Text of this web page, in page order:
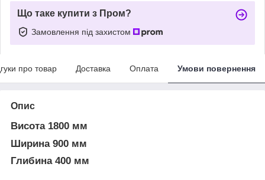
Що таке купити з Пром?
Замовлення під захистом
про товар Доставка Оплата Умови повернення
Опис
Висота 1800 мм
Ширина 900 мм
Глибина 400 мм